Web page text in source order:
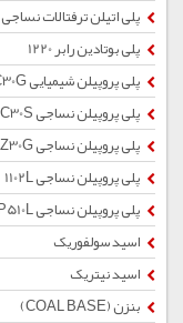
پلی اتیلن ترفتالات نساجی SUPER BRIGHT
پلی بوتادین رابر 1220
پلی پروپیلن شیمیایی C30G
پلی پروپیلن نساجی C30S
پلی پروپیلن نساجی Z30G
پلی پروپیلن نساجی 1102L
پلی پروپیلن نساجی HP510L
اسید سولفوریک
اسید نیتریک
بنزن (COAL BASE)